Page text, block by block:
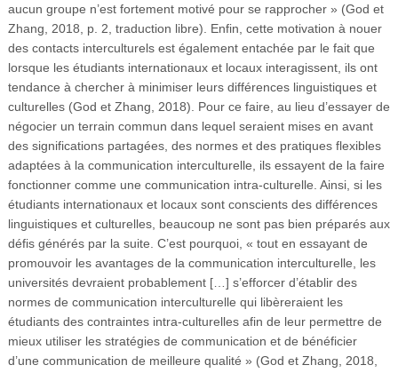
aucun groupe n’est fortement motivé pour se rapprocher » (God et
Zhang, 2018, p. 2, traduction libre). Enfin, cette motivation à nouer
des contacts interculturels est également entachée par le fait que
lorsque les étudiants internationaux et locaux interagissent, ils ont
tendance à chercher à minimiser leurs différences linguistiques et
culturelles (God et Zhang, 2018). Pour ce faire, au lieu d’essayer de
négocier un terrain commun dans lequel seraient mises en avant
des significations partagées, des normes et des pratiques flexibles
adaptées à la communication interculturelle, ils essayent de la faire
fonctionner comme une communication intra-culturelle. Ainsi, si les
étudiants internationaux et locaux sont conscients des différences
linguistiques et culturelles, beaucoup ne sont pas bien préparés aux
défis générés par la suite. C’est pourquoi, « tout en essayant de
promouvoir les avantages de la communication interculturelle, les
universités devraient probablement […] s’efforcer d’établir des
normes de communication interculturelle qui libèreraient les
étudiants des contraintes intra-culturelles afin de leur permettre de
mieux utiliser les stratégies de communication et de bénéficier
d’une communication de meilleure qualité » (God et Zhang, 2018,